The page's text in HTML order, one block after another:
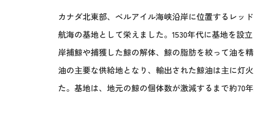
カナダ北東部、ベルアイル海峡沿岸に位置するレッ
航海の基地として栄えました。1530年代に基地を設
岸捕鯨や捕獲した鯨の解体、鯨の脂肪を絞って油を
油の主要な供給地となり、輸出された鯨油は主に灯
た。基地は、地元の鯨の個体数が激減するまで約70